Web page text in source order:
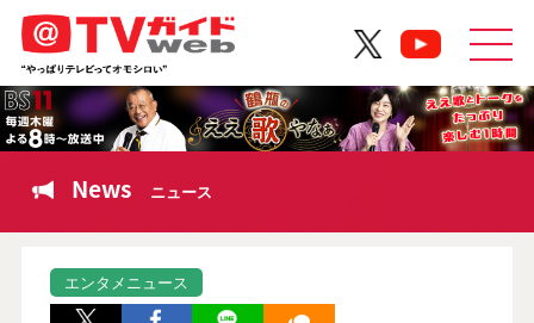
News ニュース
エンタメニュース